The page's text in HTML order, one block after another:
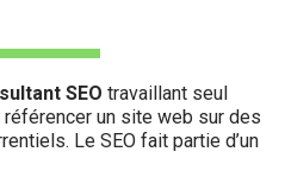
SEOtravaillant seul
référencer un site web sur des
Le SEO fait partie d’un